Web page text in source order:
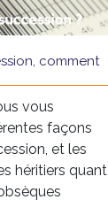
comment
vous
façons
et les
héritiers quant